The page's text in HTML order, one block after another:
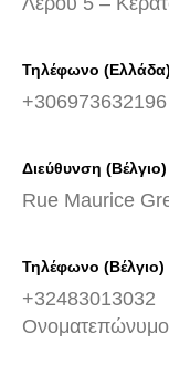
Τηλέφωνο (Ελλάδα)
Διεύθυνση (Βέλγιο)
Rue Maurice
Τηλέφωνο (Βέλγιο)
+32483013032
Ονοματεπώνυμο